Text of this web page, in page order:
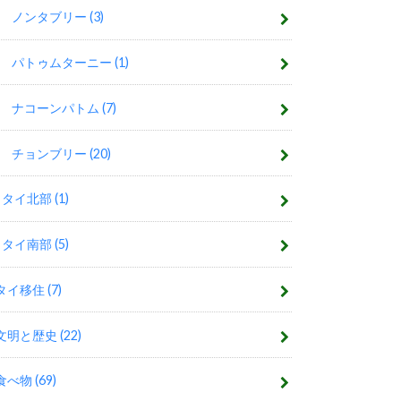
ノンタブリー(3)
パトゥムターニー(1)
ナコーンパトム(7)
チョンブリー(20)
タイ北部(1)
タイ南部(5)
イ移住(7)
明と歴史(22)
べ物(69)